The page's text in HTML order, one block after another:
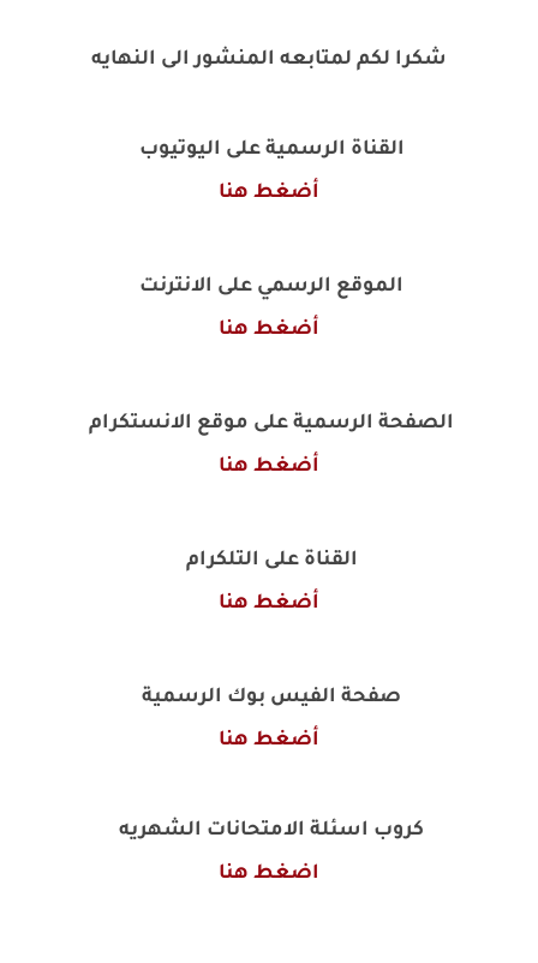
شكرا لكم لمتابعه المنشور الى النهايه
القناة الرسمية على اليوتيوب
أضغط هنا
الموقع الرسمي على الانترنت
أضغط هنا
الصفحة الرسمية على موقع الانستكرام
أضغط هنا
القناة على التلكرام
أضغط هنا
صفحة الفيس بوك الرسمية
أضغط هنا
كروب اسئلة الامتحانات الشهريه
اضغط هنا